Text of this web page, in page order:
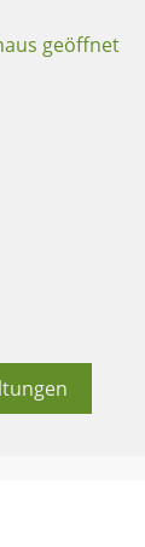
geöffnet